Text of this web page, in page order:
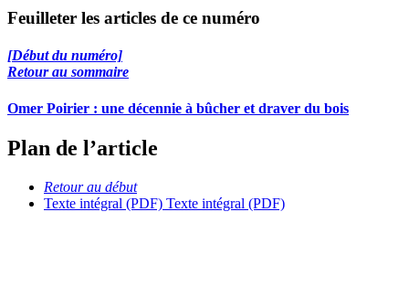
Feuilleter les articles de ce numéro
[Début du numéro]
Retour au sommaire
Omer Poirier : une décennie à bûcher et draver du bois
Plan de l’article
Retour au début
Texte intégral (PDF) Texte intégral (PDF)